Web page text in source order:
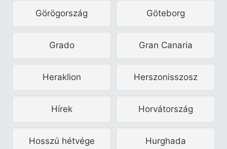
Görögország Göteborg
Grado Gran Canaria
Heraklion Herszonisszosz
Hírek Horvátország
Hosszú hétvége
Hurghada